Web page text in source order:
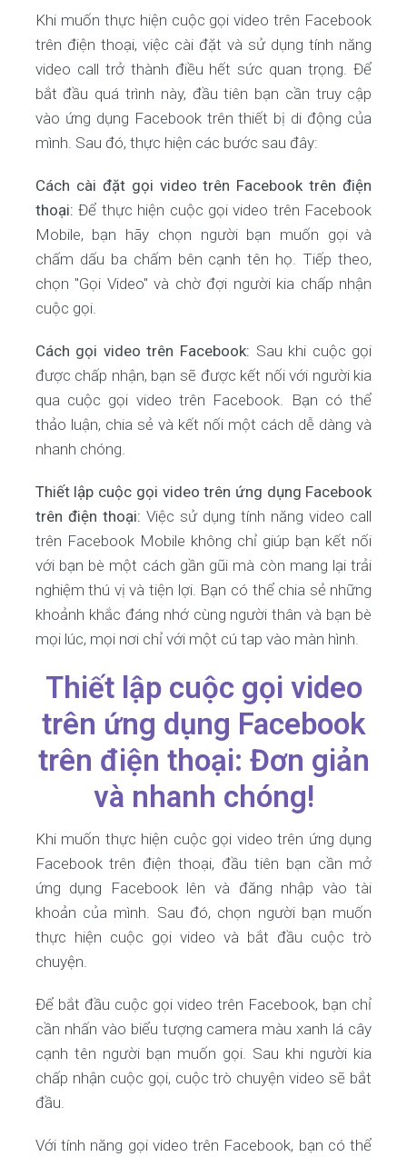
Khi muốn thực hiện cuộc gọi video trên Facebook
trên điện thoại, việc cài đặt và sử dụng tính năng
video call trở thành điều hết sức quan trọng. Để
bắt đầu quá trình này, đầu tiên bạn cần truy cập
vào ứng dụng Facebook trên thiết bị di động của
mình. Sau đó, thực hiện các bước sau đây:
Cách cài đặt gọi video trên Facebook trên điện
thoại: Để thực hiện cuộc gọi video trên Facebook
Mobile, bạn hãy chọn người bạn muốn gọi và
chấm dấu ba chấm bên cạnh tên họ. Tiếp theo,
chọn "Gọi Video" và chờ đợi người kia chấp nhận
cuộc gọi.
Cách gọi video trên Facebook: Sau khi cuộc gọi
được chấp nhận, bạn sẽ được kết nối với người kia
qua cuộc gọi video trên Facebook. Bạn có thể
thảo luận, chia sẻ và kết nối một cách dễ dàng và
nhanh chóng.
Thiết lập cuộc gọi video trên ứng dụng Facebook
trên điện thoại: Việc sử dụng tính năng video call
trên Facebook Mobile không chỉ giúp bạn kết nối
với bạn bè một cách gần gũi mà còn mang lại trải
nghiệm thú vị và tiện lợi. Bạn có thể chia sẻ những
khoảnh khắc đáng nhớ cùng người thân và bạn bè
mọi lúc, mọi nơi chỉ với một cú tap vào màn hình.
Thiết lập cuộc gọi video
trên ứng dụng Facebook
trên điện thoại: Đơn giản
và nhanh chóng!
Khi muốn thực hiện cuộc gọi video trên ứng dụng
Facebook trên điện thoại, đầu tiên bạn cần mở
ứng dụng Facebook lên và đăng nhập vào tài
khoản của mình. Sau đó, chọn người bạn muốn
thực hiện cuộc gọi video và bắt đầu cuộc trò
chuyện.
Để bắt đầu cuộc gọi video trên Facebook, bạn chỉ
cần nhấn vào biểu tượng camera màu xanh lá cây
cạnh tên người bạn muốn gọi. Sau khi người kia
chấp nhận cuộc gọi, cuộc trò chuyện video sẽ bắt
đầu.
Với tính năng gọi video trên Facebook, bạn có thể